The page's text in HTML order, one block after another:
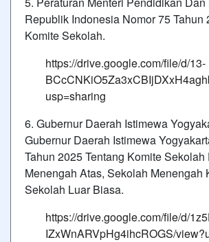
Republik Indonesia Nomor 75 Tahun
Komite Sekolah.
https://drive.google.com/file/d/13-
usp=sharing
6. Gubernur Daerah Istimewa
Gubernur Daerah Istimewa
Tahun 2025 Tentang Komite
Menengah Atas, Sekolah Menengah
Sekolah Luar Biasa.
https://drive.google.com/file/d/
IZxWnARVpHg4ihcROGS/